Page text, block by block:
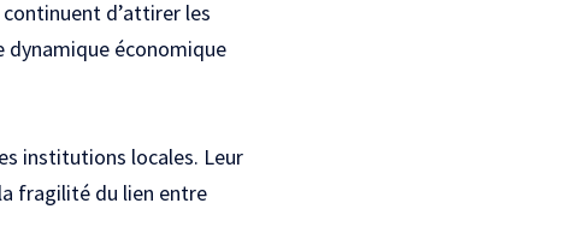
d’attirer les
dynamique économique
institutions locales. Leur
fragilité du lien entre